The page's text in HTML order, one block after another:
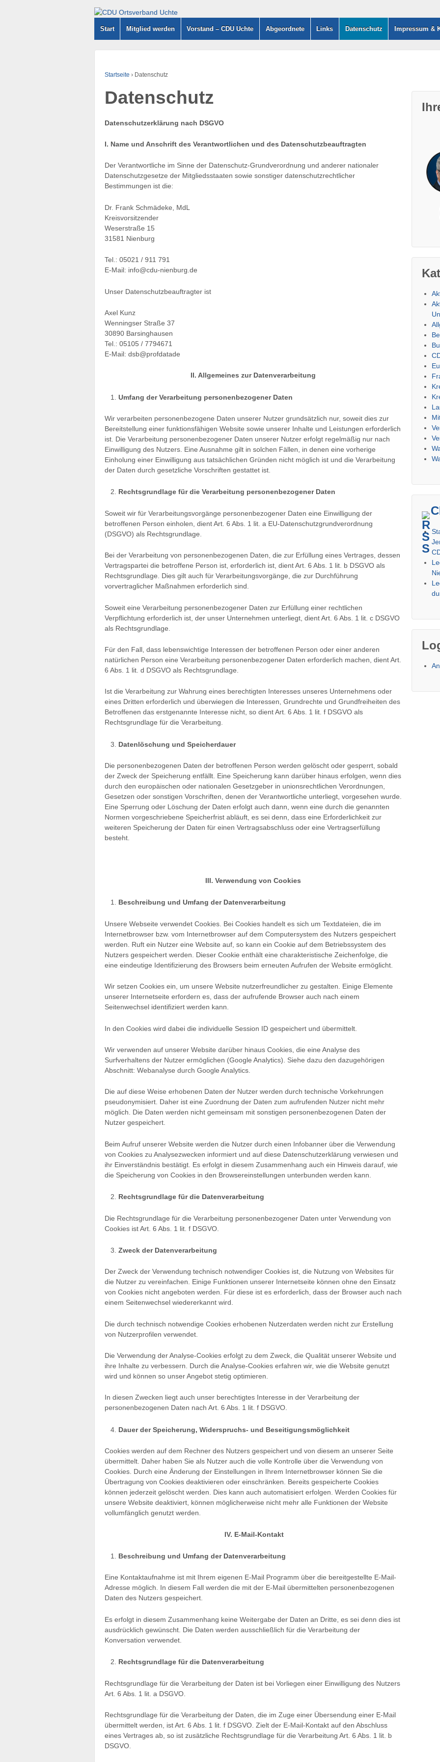
Start Mitglied werden Vorstand – CDU Uchte Abgeordnete Links Datenschutz Impressum &
Startseite › Datenschutz
Datenschutz
Datenschutzerklärung nach DSGVO
I. Name und Anschrift des Verantwortlichen und des Datenschutzbeauftragten
Der Verantwortliche im Sinne der Datenschutz-Grundverordnung und anderer nationaler
Datenschutzgesetze der Mitgliedsstaaten sowie sonstiger datenschutzrechtlicher
Bestimmungen ist die:
Dr. Frank Schmädeke, MdL
Kreisvorsitzender
Weserstraße 15
31581 Nienburg
Tel.: 05021 / 911 791
E-Mail: info@cdu-nienburg.de
Unser Datenschutzbeauftragter ist
Axel Kunz
Wenningser Straße 37
30890 Barsinghausen
Tel.: 05105 / 7794671
E-Mail: dsb@profdatade
II. Allgemeines zur Datenverarbeitung
Umfang der Verarbeitung personenbezogener Daten
Wir verarbeiten personenbezogene Daten unserer Nutzer grundsätzlich nur, soweit dies zur
Bereitstellung einer funktionsfähigen Website sowie unserer Inhalte und Leistungen erforderlich
ist. Die Verarbeitung personenbezogener Daten unserer Nutzer erfolgt regelmäßig nur nach
Einwilligung des Nutzers. Eine Ausnahme gilt in solchen Fällen, in denen eine vorherige
Einholung einer Einwilligung aus tatsächlichen Gründen nicht möglich ist und die Verarbeitung
der Daten durch gesetzliche Vorschriften gestattet ist.
Rechtsgrundlage für die Verarbeitung personenbezogener Daten
Soweit wir für Verarbeitungsvorgänge personenbezogener Daten eine Einwilligung der
betroffenen Person einholen, dient Art. 6 Abs. 1 lit. a EU-Datenschutzgrundverordnung
(DSGVO) als Rechtsgrundlage.
Bei der Verarbeitung von personenbezogenen Daten, die zur Erfüllung eines Vertrages, dessen
Vertragspartei die betroffene Person ist, erforderlich ist, dient Art. 6 Abs. 1 lit. b DSGVO als
Rechtsgrundlage. Dies gilt auch für Verarbeitungsvorgänge, die zur Durchführung
vorvertraglicher Maßnahmen erforderlich sind.
Soweit eine Verarbeitung personenbezogener Daten zur Erfüllung einer rechtlichen
Verpflichtung erforderlich ist, der unser Unternehmen unterliegt, dient Art. 6 Abs. 1 lit. c DSGVO
als Rechtsgrundlage.
Für den Fall, dass lebenswichtige Interessen der betroffenen Person oder einer anderen
natürlichen Person eine Verarbeitung personenbezogener Daten erforderlich machen, dient Art.
6 Abs. 1 lit. d DSGVO als Rechtsgrundlage.
Ist die Verarbeitung zur Wahrung eines berechtigten Interesses unseres Unternehmens oder
eines Dritten erforderlich und überwiegen die Interessen, Grundrechte und Grundfreiheiten des
Betroffenen das erstgenannte Interesse nicht, so dient Art. 6 Abs. 1 lit. f DSGVO als
Rechtsgrundlage für die Verarbeitung.
Datenlöschung und Speicherdauer
Die personenbezogenen Daten der betroffenen Person werden gelöscht oder gesperrt, sobald
der Zweck der Speicherung entfällt. Eine Speicherung kann darüber hinaus erfolgen, wenn dies
durch den europäischen oder nationalen Gesetzgeber in unionsrechtlichen Verordnungen,
Gesetzen oder sonstigen Vorschriften, denen der Verantwortliche unterliegt, vorgesehen wurde.
Eine Sperrung oder Löschung der Daten erfolgt auch dann, wenn eine durch die genannten
Normen vorgeschriebene Speicherfrist abläuft, es sei denn, dass eine Erforderlichkeit zur
weiteren Speicherung der Daten für einen Vertragsabschluss oder eine Vertragserfüllung
besteht.
III. Verwendung von Cookies
Beschreibung und Umfang der Datenverarbeitung
Unsere Webseite verwendet Cookies. Bei Cookies handelt es sich um Textdateien, die im
Internetbrowser bzw. vom Internetbrowser auf dem Computersystem des Nutzers gespeichert
werden. Ruft ein Nutzer eine Website auf, so kann ein Cookie auf dem Betriebssystem des
Nutzers gespeichert werden. Dieser Cookie enthält eine charakteristische Zeichenfolge, die
eine eindeutige Identifizierung des Browsers beim erneuten Aufrufen der Website ermöglicht.
Wir setzen Cookies ein, um unsere Website nutzerfreundlicher zu gestalten. Einige Elemente
unserer Internetseite erfordern es, dass der aufrufende Browser auch nach einem
Seitenwechsel identifiziert werden kann.
In den Cookies wird dabei die individuelle Session ID gespeichert und übermittelt.
Wir verwenden auf unserer Website darüber hinaus Cookies, die eine Analyse des
Surfverhaltens der Nutzer ermöglichen (Google Analytics). Siehe dazu den dazugehörigen
Abschnitt: Webanalyse durch Google Analytics.
Die auf diese Weise erhobenen Daten der Nutzer werden durch technische Vorkehrungen
pseudonymisiert. Daher ist eine Zuordnung der Daten zum aufrufenden Nutzer nicht mehr
möglich. Die Daten werden nicht gemeinsam mit sonstigen personenbezogenen Daten der
Nutzer gespeichert.
Beim Aufruf unserer Website werden die Nutzer durch einen Infobanner über die Verwendung
von Cookies zu Analysezwecken informiert und auf diese Datenschutzerklärung verwiesen und
ihr Einverständnis bestätigt. Es erfolgt in diesem Zusammenhang auch ein Hinweis darauf, wie
die Speicherung von Cookies in den Browsereinstellungen unterbunden werden kann.
Rechtsgrundlage für die Datenverarbeitung
Die Rechtsgrundlage für die Verarbeitung personenbezogener Daten unter Verwendung von
Cookies ist Art. 6 Abs. 1 lit. f DSGVO.
Zweck der Datenverarbeitung
Der Zweck der Verwendung technisch notwendiger Cookies ist, die Nutzung von Websites für
die Nutzer zu vereinfachen. Einige Funktionen unserer Internetseite können ohne den Einsatz
von Cookies nicht angeboten werden. Für diese ist es erforderlich, dass der Browser auch nach
einem Seitenwechsel wiedererkannt wird.
Die durch technisch notwendige Cookies erhobenen Nutzerdaten werden nicht zur Erstellung
von Nutzerprofilen verwendet.
Die Verwendung der Analyse-Cookies erfolgt zu dem Zweck, die Qualität unserer Website und
ihre Inhalte zu verbessern. Durch die Analyse-Cookies erfahren wir, wie die Website genutzt
wird und können so unser Angebot stetig optimieren.
In diesen Zwecken liegt auch unser berechtigtes Interesse in der Verarbeitung der
personenbezogenen Daten nach Art. 6 Abs. 1 lit. f DSGVO.
Dauer der Speicherung, Widerspruchs- und Beseitigungsmöglichkeit
Cookies werden auf dem Rechner des Nutzers gespeichert und von diesem an unserer Seite
übermittelt. Daher haben Sie als Nutzer auch die volle Kontrolle über die Verwendung von
Cookies. Durch eine Änderung der Einstellungen in Ihrem Internetbrowser können Sie die
Übertragung von Cookies deaktivieren oder einschränken. Bereits gespeicherte Cookies
können jederzeit gelöscht werden. Dies kann auch automatisiert erfolgen. Werden Cookies für
unsere Website deaktiviert, können möglicherweise nicht mehr alle Funktionen der Website
vollumfänglich genutzt werden.
IV. E-Mail-Kontakt
Beschreibung und Umfang der Datenverarbeitung
Eine Kontaktaufnahme ist mit Ihrem eigenen E-Mail Programm über die bereitgestellte E-Mail-
Adresse möglich. In diesem Fall werden die mit der E-Mail übermittelten personenbezogenen
Daten des Nutzers gespeichert.
Es erfolgt in diesem Zusammenhang keine Weitergabe der Daten an Dritte, es sei denn dies ist
ausdrücklich gewünscht. Die Daten werden ausschließlich für die Verarbeitung der
Konversation verwendet.
Rechtsgrundlage für die Datenverarbeitung
Rechtsgrundlage für die Verarbeitung der Daten ist bei Vorliegen einer Einwilligung des Nutzers
Art. 6 Abs. 1 lit. a DSGVO.
Rechtsgrundlage für die Verarbeitung der Daten, die im Zuge einer Übersendung einer E-Mail
übermittelt werden, ist Art. 6 Abs. 1 lit. f DSGVO. Zielt der E-Mail-Kontakt auf den Abschluss
eines Vertrages ab, so ist zusätzliche Rechtsgrundlage für die Verarbeitung Art. 6 Abs. 1 lit. b
DSGVO.